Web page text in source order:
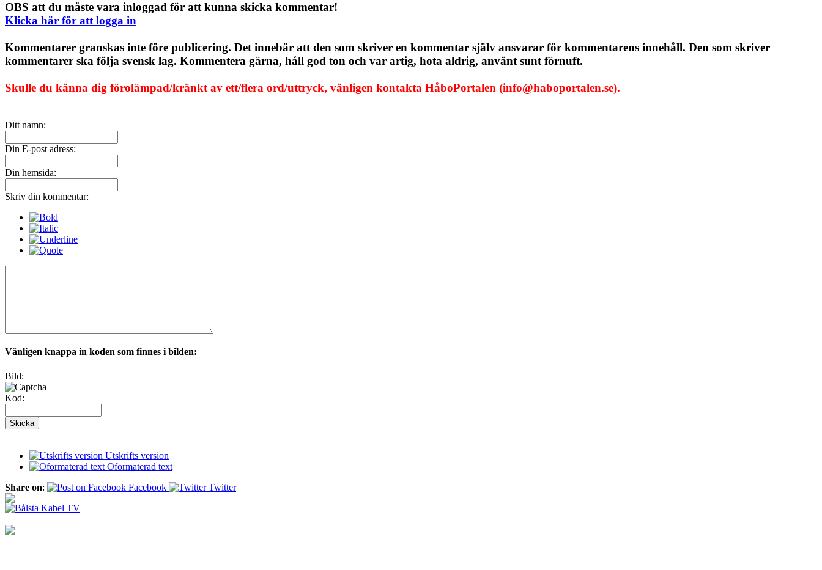
OBS att du måste vara inloggad för att kunna skicka kommentar!
Klicka här för att logga in
Kommentarer granskas inte före publicering. Det innebär att den som skriver en kommentar själv ansvarar för kommentarens innehåll. Den som skriver
kommentarer ska följa svensk lag. Kommentera gärna, håll god ton och var artig, hota aldrig, använt sunt förnuft.
Skulle du känna dig förolämpad/kränkt av ett/flera ord/uttryck, vänligen kontakta HåboPortalen (info@haboportalen.se).
Ditt namn:
Din E-post adress:
Din hemsida:
Skriv din kommentar:
Vänligen knappa in koden som finnes i bilden:
Bild:
Kod:
Utskrifts version
Oformaterad text
Share on: Facebook Twitter